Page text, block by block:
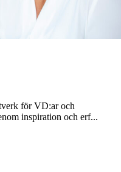
för VD:ar och
inspiration och erf...